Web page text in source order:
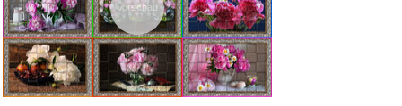
Vorschau